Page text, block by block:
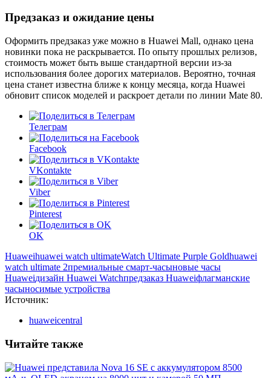
Предзаказ и ожидание цены
Оформить предзаказ уже можно в Huawei Mall, однако цена
новинки пока не раскрывается. По опыту прошлых релизов,
стоимость может быть выше стандартной версии из-за
использования более дорогих материалов. Вероятно, точная
цена станет известна ближе к концу месяца, когда Huawei
обновит список моделей и раскроет детали по линии Mate 80.
Телеграм
Facebook
VKontakte
Viber
Pinterest
OK
Huaweihuawei watch ultimateWatch Ultimate Purple Goldhuawei
watch ultimate 2премиальные смарт-часыновые часы
Huaweiдизайн Huawei Watchпредзаказ Huaweiфлагманские
часыносимые устройства
Источник:
huaweicentral
Читайте также